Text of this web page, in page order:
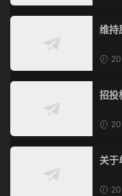
维持
招投
关于